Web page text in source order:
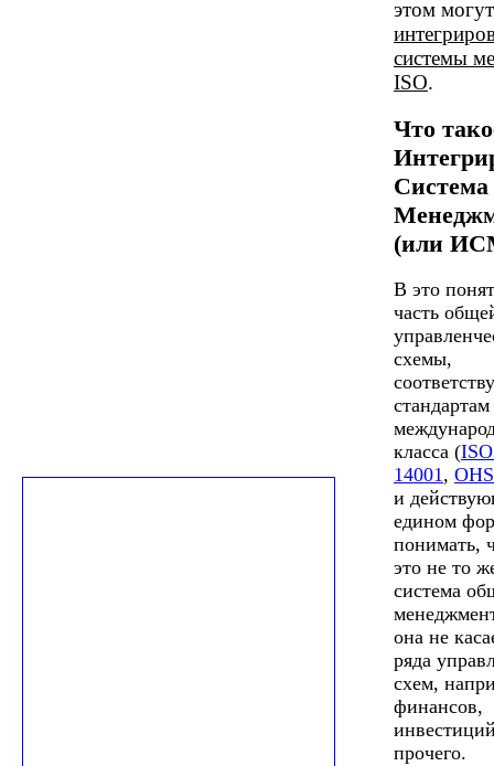
этом могут
системы
ISO.
Что
Система
(или
В это
часть
схемы,
стандартам
класса (
14001,
и
едином
понимать,
это не то
система
она не
ряда
схем,
финансов,
прочего.